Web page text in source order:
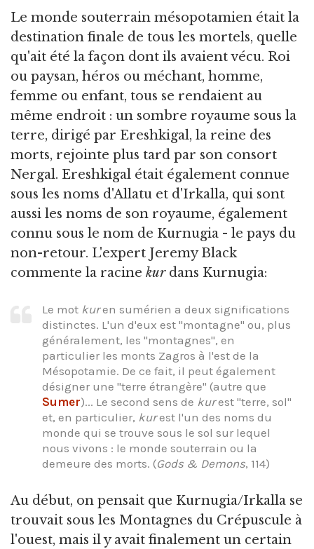
Le monde souterrain mésopotamien était la
destination finale de tous les mortels, quelle
qu'ait été la façon dont ils avaient vécu. Roi
ou paysan, héros ou méchant, homme,
femme ou enfant, tous se rendaient au
même endroit : un sombre royaume sous la
terre, dirigé par Ereshkigal, la reine des
morts, rejointe plus tard par son consort
Nergal. Ereshkigal était également connue
sous les noms d'Allatu et d'Irkalla, qui sont
aussi les noms de son royaume, également
connu sous le nom de Kurnugia - le pays du
non-retour. L'expert Jeremy Black
commente la racine kurdans Kurnugia:
Le mot kuren sumérien a deux significations
distinctes. L'un d'eux est "montagne" ou, plus
généralement, les "montagnes", en
particulier les monts Zagros à l'est de la
Mésopotamie. De ce fait, il peut également
désigner une "terre étrangère" (autre que
Sumer)... Le second sens de kurest "terre, sol"
et, en particulier, kurest l'un des noms du
monde qui se trouve sous le sol sur lequel
nous vivons : le monde souterrain ou la
demeure des morts. (Gods & Demons, 114)
Au début, on pensait que Kurnugia/Irkalla se
trouvait sous les Montagnes du Crépuscule à
l'ouest, mais il y avait finalement un certain